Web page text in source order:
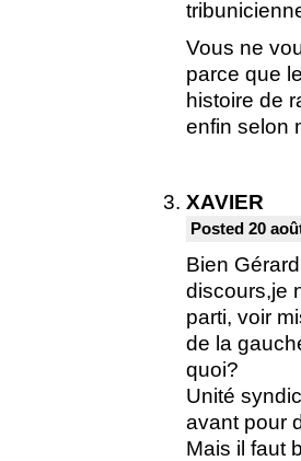
Vous ne
parce que
histoire de
enfin selon
XAVIER
Posted 20
Bien
discours,je
parti, voir
de la
quoi?
Unité
avant pour
Mais il faut